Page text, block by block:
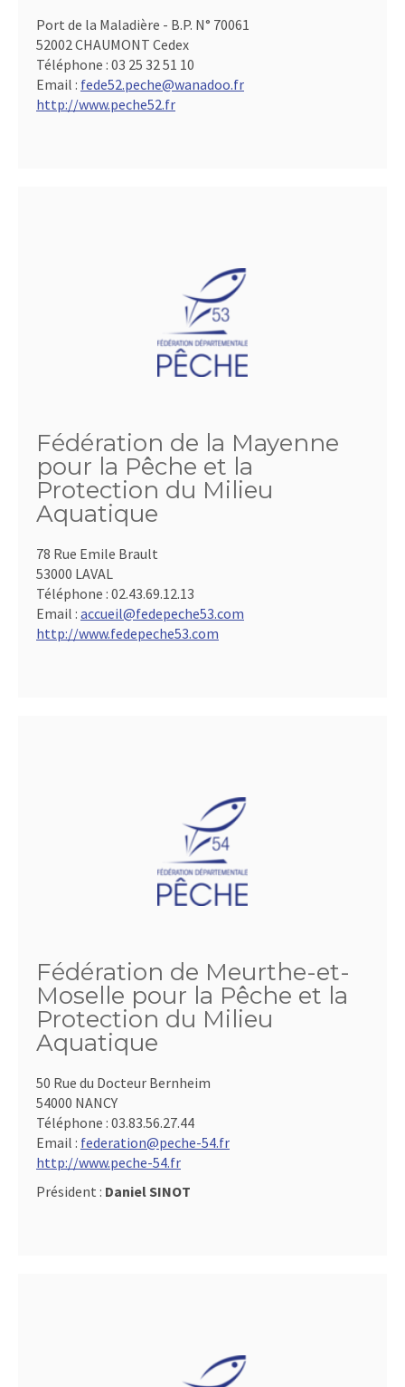
Port de la Maladière - B.P. N° 70061
52002 CHAUMONT Cedex
Téléphone : 03 25 32 51 10
Email : fede52.peche@wanadoo.fr
http://www.peche52.fr
Fédération de la Mayenne
pour la Pêche et la
Protection du Milieu
Aquatique
78 Rue Emile Brault
53000 LAVAL
Téléphone : 02.43.69.12.13
Email : accueil@fedepeche53.com
http://www.fedepeche53.com
Fédération de Meurthe-et-
Moselle pour la Pêche et la
Protection du Milieu
Aquatique
50 Rue du Docteur Bernheim
54000 NANCY
Téléphone : 03.83.56.27.44
Email : federation@peche-54.fr
http://www.peche-54.fr
Président : Daniel SINOT